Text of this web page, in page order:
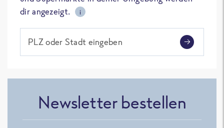
dir angezeigt.
i
PLZ oder Stadt eingeben
Newsletter bestellen